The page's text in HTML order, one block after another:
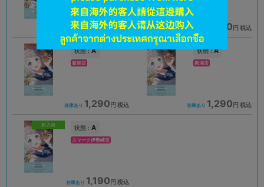
在庫あり 1,390円 税込 在庫あり 1,390円 税込
状態 :A
新潟店
在庫あり 1,290円 税込
状態 :A
新潟店
在庫あり 1,290円 税込
新入荷 状態 : A
スマーク伊勢崎店
在庫あり 1,190円 税込